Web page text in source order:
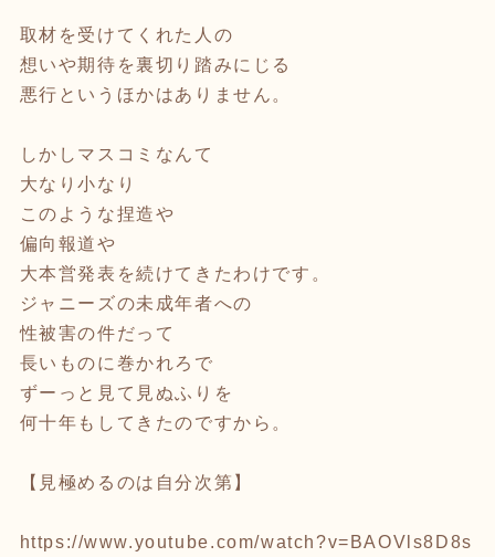
取材を受けてくれた人の
想いや期待を裏切り踏みにじる
悪行というほかはありません。
しかしマスコミなんて
大なり小なり
このような捏造や
偏向報道や
大本営発表を続けてきたわけです。
ジャニーズの未成年者への
性被害の件だって
長いものに巻かれろで
ずーっと見て見ぬふりを
何十年もしてきたのですから。
【見極めるのは自分次第】
https://www.youtube.com/watch?v=BAOVls8D8s